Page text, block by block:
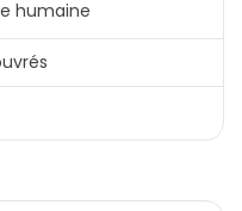
humaine